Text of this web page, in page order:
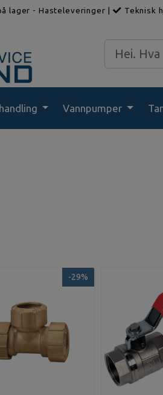
lager - Hasteleveringer |
Teknisk
Vannpumper
-29%